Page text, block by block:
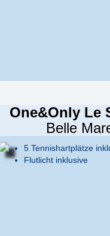
One&Only Le
Belle
5 Tennishartplätze
Flutlicht inklusive